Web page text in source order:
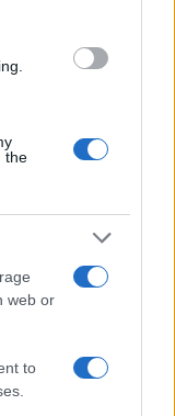
the
web or
to